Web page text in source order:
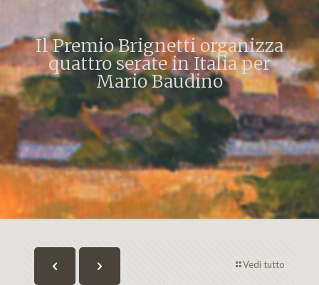
Il Premio Brignetti organizza
quattro serate in Italia per
Mario Baudino
Vedi tutto